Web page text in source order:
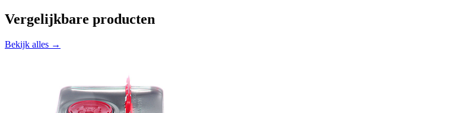
Vergelijkbare producten
Bekijk alles →